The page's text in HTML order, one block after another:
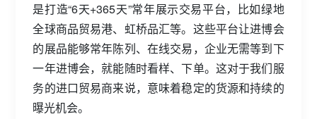
是打造“6天+365天”常年展示交易平台，比如绿地
全球商品贸易港、虹桥品汇等。这些平台让进博会
的展品能够常年陈列、在线交易，企业无需等到下
一年进博会，就能随时看样、下单。这对于我们服
务的进口贸易商来说，意味着稳定的货源和持续的
曝光机会。